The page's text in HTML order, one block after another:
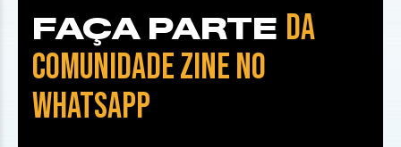
FAÇA PARTE DA
COMUNIDADE ZINE NO
WHATSAPP